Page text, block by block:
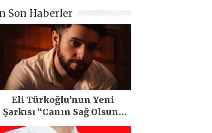
Son Haberler
Eli Türkoğlu’nun Yeni
Şarkısı “Canın Sağ Olsun”
Büyük İlgi Gördü!..